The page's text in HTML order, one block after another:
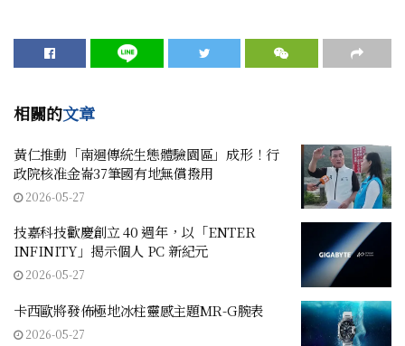
相關的文章
黃仁推動「南迴傳統生態體驗園區」成形！行
政院核准金崙37筆國有地無償撥用
2026-05-27
技嘉科技歡慶創立 40 週年，以「ENTER
INFINITY」揭示個人 PC 新紀元
2026-05-27
卡西歐將發佈極地冰柱靈感主題MR-G腕表
2026-05-27